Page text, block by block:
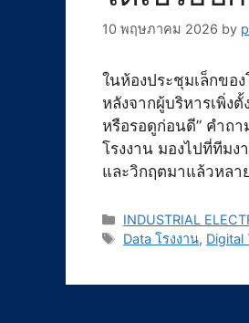
10 พฤษภาคม 2026 by
ในห้องประชุมเล็กขอ
หลังจากผู้บริหารเพิ่ง
หรือรอดูก่อนดี” คำถา
โรงงาน มองไปที่ทีม
และวิกฤตมาแล้วหลา
Categories
INDUSTRIAL
Tags
Data โรงงาน, Digital